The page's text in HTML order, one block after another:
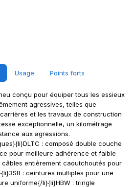
Usage Points forts
conçu pour équiper tous les essieux
agressives, telles que
et les travaux de construction
exceptionnelle, un kilométrage
aux agressions.
: composé double couche
pour meilleure adhérence et faible
câbles entièrement caoutchoutés pour
: ceintures multiples pour une
uniforme{/li}{li}HBW : tringle